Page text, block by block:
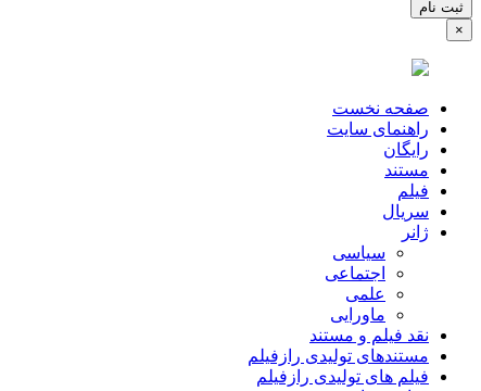
×
صفحه نخست
راهنمای سایت
رایگان
مستند
فیلم
سریال
ژانر
سیاسی
اجتماعی
علمی
ماورایی
نقد فیلم و مستند
مستندهای تولیدی رازفیلم
فیلم های تولیدی رازفیلم